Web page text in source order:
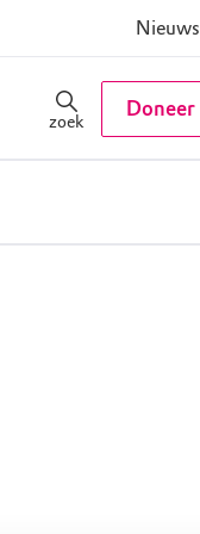
Nieuws
zoek
Doneer